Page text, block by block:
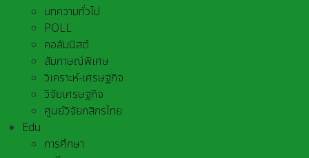
บทความทั่วไป
POLL
คอลัมนิสต์
สัมภาษณ์พิเศษ
วิเคราะห์-เศรษฐกิจ
วิจัยเศรษฐกิจ
ศูนย์วิจัยกสิกรไทย
Edu
การศึกษา